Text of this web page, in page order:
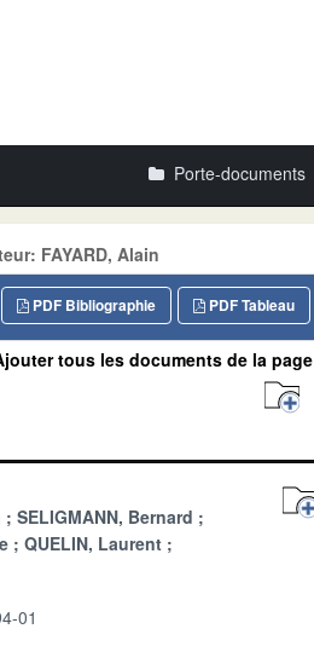
Porte-documents
FAYARD, Alain
PDF Tableau
PDF Bibliographie
tous les documents de la page
SELIGMANN, Bernard
QUELIN, Laurent
01